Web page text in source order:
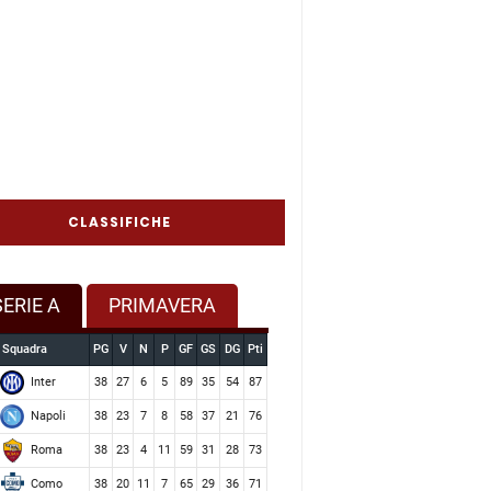
CLASSIFICHE
A PRIMAVERA
Squadra PG V N P GF GS DG Pti
Inter 38 27 6 5 89 35 54 87
Napoli 38 23 7 8 58 37 21 76
Roma 38 23 4 11 59 31 28 73
Como 38 20 11 7 65 29 36 71